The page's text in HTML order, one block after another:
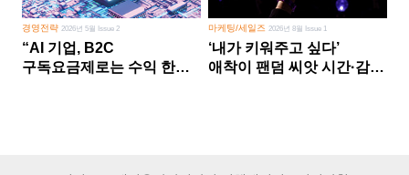
경영전략 2026년 5월 Issue 2
“AI 기업, B2C
구독요금제로는 수익 한계
마케팅/세일즈 2026년 8월 Issue 1
‘내가 키워주고 싶다’
애착이 팬덤 씨앗 시간·감정